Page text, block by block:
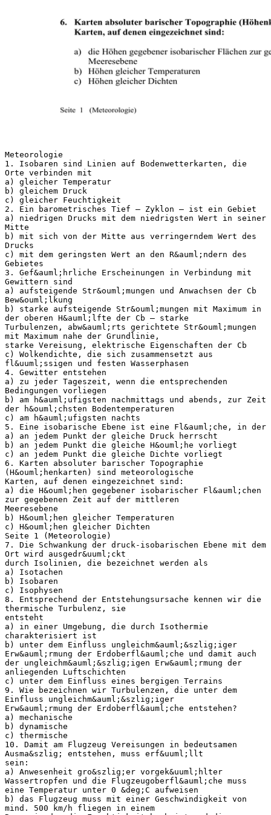
Meteorologie
1. Isobaren sind Linien auf Bodenwetterkarten, die
Orte verbinden mit
a) gleicher Temperatur
b) gleichem Druck
c) gleicher Feuchtigkeit
2. Ein barometrisches Tief – Zyklon – ist ein Gebiet
a) niedrigen Drucks mit dem niedrigsten Wert in seiner
Mitte
b) mit sich von der Mitte aus verringerndem Wert des
Drucks
c) mit dem geringsten Wert an den R&auml;ndern des
Gebietes
3. Gef&auml;hrliche Erscheinungen in Verbindung mit
Gewittern sind
a) aufsteigende Str&ouml;mungen und Anwachsen der Cb
Bew&ouml;lkung
b) starke aufsteigende Str&ouml;mungen mit Maximum in
der oberen H&auml;lfte der Cb – starke
Turbulenzen, abw&auml;rts gerichtete Str&ouml;mungen
mit Maximum nahe der Grundlinie,
starke Vereisung, elektrische Eigenschaften der Cb
c) Wolkendichte, die sich zusammensetzt aus
fl&uuml;ssigen und festen Wasserphasen
4. Gewitter entstehen
a) zu jeder Tageszeit, wenn die entsprechenden
Bedingungen vorliegen
b) am h&auml;ufigsten nachmittags und abends, zur Zeit
der h&ouml;chsten Bodentemperaturen
c) am h&auml;ufigsten nachts
5. Eine isobarische Ebene ist eine Fl&auml;che, in der
a) an jedem Punkt der gleiche Druck herrscht
b) an jedem Punkt die gleiche H&ouml;he vorliegt
c) an jedem Punkt die gleiche Dichte vorliegt
6. Karten absoluter barischer Topographie
(H&ouml;henkarten) sind meteorologische
Karten, auf denen eingezeichnet sind:
a) die H&ouml;hen gegebener isobarischer Fl&auml;chen
zur gegebenen Zeit auf der mittleren
Meeresebene
b) H&ouml;hen gleicher Temperaturen
c) H&ouml;hen gleicher Dichten
Seite 1 (Meteorologie)
7. Die Schwankung der druck-isobarischen Ebene mit dem
Ort wird ausgedr&uuml;ckt
durch Isolinien, die bezeichnet werden als
a) Isotachen
b) Isobaren
c) Isophysen
8. Entsprechend der Entstehungsursache kennen wir die
thermische Turbulenz, sie
entsteht
a) in einer Umgebung, die durch Isothermie
charakterisiert ist
b) unter dem Einfluss ungleichm&auml;&szlig;iger
Erw&auml;rmung der Erdoberfl&auml;che und damit auch
der ungleichm&auml;&szlig;igen Erw&auml;rmung der
anliegenden Luftschichten
c) unter dem Einfluss eines bergigen Terrains
9. Wie bezeichnen wir Turbulenzen, die unter dem
Einfluss ungleichm&auml;&szlig;iger
Erw&auml;rmung der Erdoberfl&auml;che entstehen?
a) mechanische
b) dynamische
c) thermische
10. Damit am Flugzeug Vereisungen in bedeutsamen
Ausma&szlig; entstehen, muss erf&uuml;llt
sein:
a) Anwesenheit gro&szlig;er vorgek&uuml;hlter
Wassertropfen und die Flugzeugoberfl&auml;che muss
eine Temperatur unter 0 &deg;C aufweisen
b) das Flugzeug muss mit einer Geschwindigkeit von
mind. 500 km/h fliegen in einem